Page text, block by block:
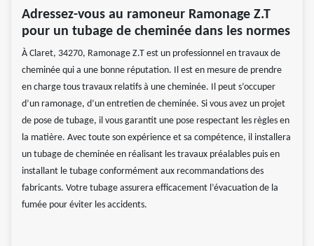
Adressez-vous au ramoneur Ramonage Z.T
pour un tubage de cheminée dans les normes
À Claret, 34270, Ramonage Z.T est un professionnel en travaux de
cheminée qui a une bonne réputation. Il est en mesure de prendre
en charge tous travaux relatifs à une cheminée. Il peut s’occuper
d’un ramonage, d’un entretien de cheminée. Si vous avez un projet
de pose de tubage, il vous garantit une pose respectant les règles en
la matière. Avec toute son expérience et sa compétence, il installera
un tubage de cheminée en réalisant les travaux préalables puis en
installant le tubage conformément aux recommandations des
fabricants. Votre tubage assurera efficacement l’évacuation de la
fumée pour éviter les accidents.